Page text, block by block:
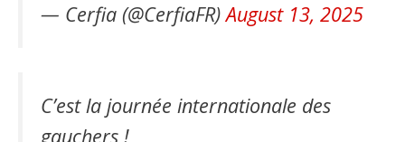
— Cerfia (@CerfiaFR)August 13, 2025
C’est la journée internationale des
gauchers !